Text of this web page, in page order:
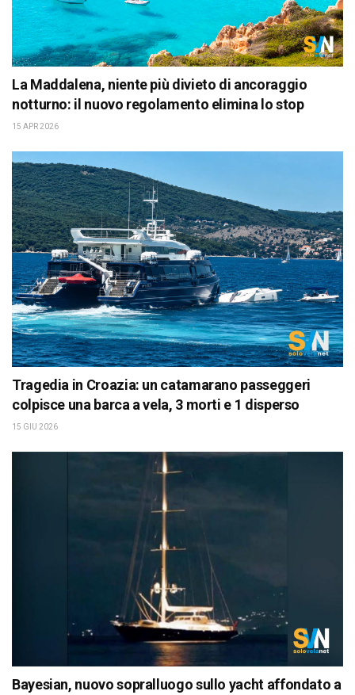
La Maddalena, niente più divieto di ancoraggio
notturno: il nuovo regolamento elimina lo stop
15 APR 2026
Tragedia in Croazia: un catamarano passeggeri
colpisce una barca a vela, 3 morti e 1 disperso
15 GIU 2026
Bayesian, nuovo sopralluogo sullo yacht affondato a